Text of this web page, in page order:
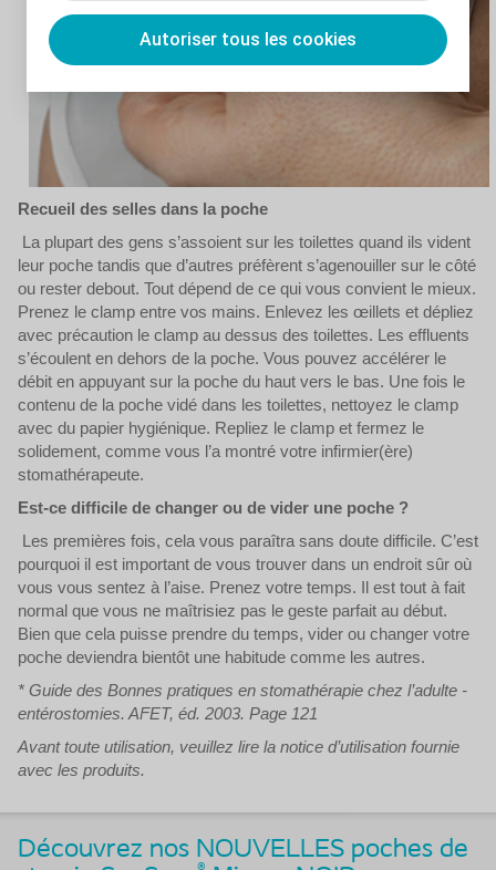
Autoriser tous les cookies
Recueil des selles dans la poche
La plupart des gens s’assoient sur les toilettes quand ils vident
leur poche tandis que d’autres préfèrent s’agenouiller sur le côté
ou rester debout. Tout dépend de ce qui vous convient le mieux.
Prenez le clamp entre vos mains. Enlevez les œillets et dépliez
avec précaution le clamp au dessus des toilettes. Les effluents
s’écoulent en dehors de la poche. Vous pouvez accélérer le
débit en appuyant sur la poche du haut vers le bas. Une fois le
contenu de la poche vidé dans les toilettes, nettoyez le clamp
avec du papier hygiénique. Repliez le clamp et fermez le
solidement, comme vous l’a montré votre infirmier(ère)
stomathérapeute.
Est-ce difficile de changer ou de vider une poche ?
Les premières fois, cela vous paraîtra sans doute difficile. C’est
pourquoi il est important de vous trouver dans un endroit sûr où
vous vous sentez à l’aise. Prenez votre temps. Il est tout à fait
normal que vous ne maîtrisiez pas le geste parfait au début.
Bien que cela puisse prendre du temps, vider ou changer votre
poche deviendra bientôt une habitude comme les autres.
* Guide des Bonnes pratiques en stomathérapie chez l’adulte -
entérostomies. AFET, éd. 2003. Page 121
Avant toute utilisation, veuillez lire la notice d’utilisation fournie
avec les produits.
Découvrez nos NOUVELLES poches de